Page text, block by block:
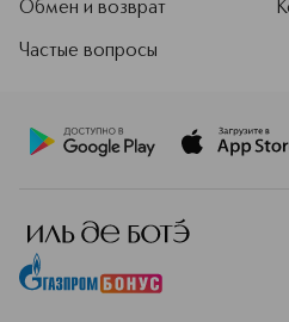
Обмен и возврат
Частые вопросы